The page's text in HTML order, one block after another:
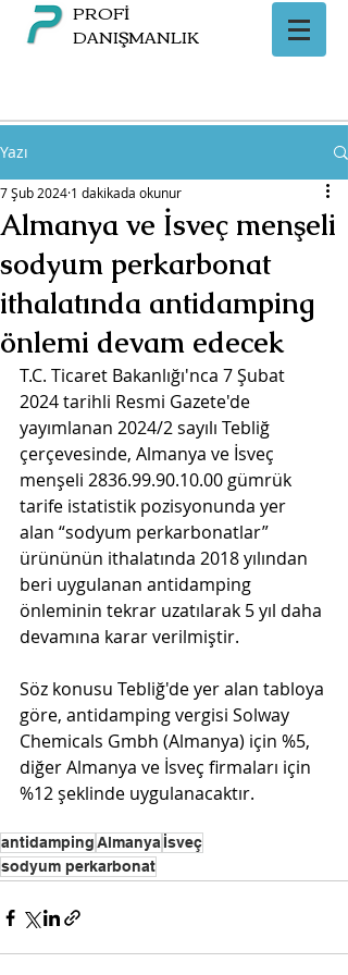
PROFİ
DANIŞMANLIK
Yazı
Almanya ve İsveç menşeli
sodyum perkarbonat
ithalatında antidamping
önlemi devam edecek
7 Şub 2024 1 dakikada okunur
T.C. Ticaret Bakanlığı'nca 7 Şubat
2024 tarihli Resmi Gazete'de
yayımlanan 2024/2 sayılı Tebliğ
çerçevesinde, Almanya ve İsveç
menşeli 2836.99.90.10.00 gümrük
tarife istatistik pozisyonunda yer
alan “sodyum perkarbonatlar”
ürününün ithalatında 2018 yılından
beri uygulanan antidamping
önleminin tekrar uzatılarak 5 yıl daha
devamına karar verilmiştir.
Söz konusu Tebliğ'de yer alan tabloya
göre, antidamping vergisi Solway
Chemicals Gmbh (Almanya) için %5,
diğer Almanya ve İsveç firmaları için
%12 şeklinde uygulanacaktır.
antidampingAlmanya İsveç
sodyum perkarbonat